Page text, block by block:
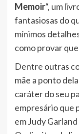
Memoir“, um
fantasiosas do
mínimos
como provar
Dentre outras
mãe a ponto
caráter do seu
empresário que
em Judy